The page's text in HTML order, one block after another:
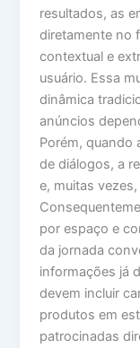
resultados, as
diretamente no
contextual e
usuário. Essa
dinâmica
anúncios
Porém, quando
de diálogos, a
e, muitas
por espaço e
da jornada
informações já
devem incluir
produtos em
patrocinadas